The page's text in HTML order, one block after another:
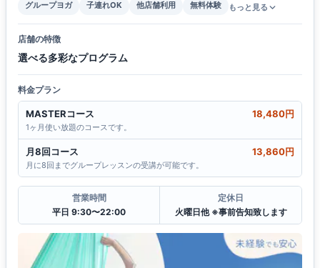
グループヨガ 子連れOK 他店舗利用 無料体験 もっと見る
店舗の特徴
選べる多彩なプログラム
料金プラン
MASTERコース 18,480円
1ヶ月使い放題のコースです。
月8回コース 13,860円
月に8回までグループレッスンの受講が可能です。
営業時間
平日 9:30〜22:00
定休日
火曜日他 ※事前告知致します